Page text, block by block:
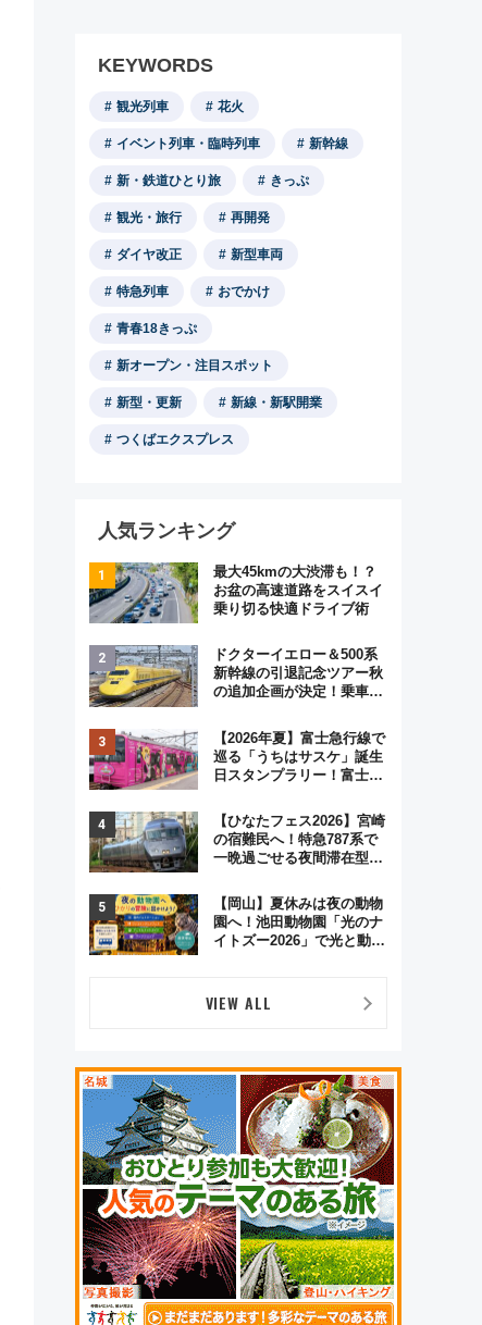
KEYWORDS
観光列車 花火
イベント列車・臨時列車 新幹線
新・鉄道ひとり旅 きっぷ
観光・旅行 再開発
ダイヤ改正 新型車両
特急列車 おでかけ
青春18きっぷ
新オープン・注目スポット
新型・更新 新線・新駅開業
つくばエクスプレス
人気ランキング
最大45kmの大渋滞も！？
お盆の高速道路をスイスイ
乗り切る快適ドライブ術
ドクターイエロー＆500系
新幹線の引退記念ツアー秋
の追加企画が決定！乗車体
とめ
【2026年夏】富士急行線で
巡る「うちはサスケ」誕生
日スタンプラリー！富士急
ッズ徹底ガイド
【ひなたフェス2026】宮崎
の宿難民へ！特急787系で
一晩過ごせる夜間滞在型イ
ま」が救世主に？
【岡山】夏休みは夜の動物
園へ！池田動物園「光のナ
イトズー2026」で光と動物
VIEW ALL